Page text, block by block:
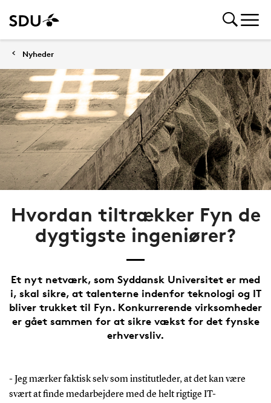
Nyheder
Hvordan tiltrækker Fyn de
dygtigste ingeniører?
Et nyt netværk, som Syddansk Universitet er med
i, skal sikre, at talenterne indenfor teknologi og IT
bliver trukket til Fyn. Konkurrerende virksomheder
er gået sammen for at sikre vækst for det fynske
erhvervsliv.
- Jeg mærker faktisk selv som institutleder, at det kan være
svært at finde medarbejdere med de helt rigtige IT-